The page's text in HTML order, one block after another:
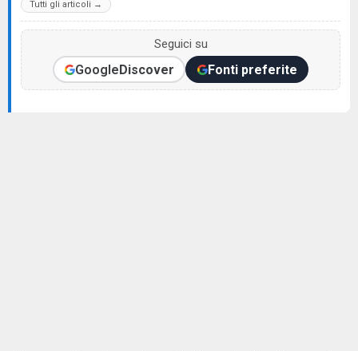
Tutti gli articoli →
Seguici su
GoogleDiscover Fonti preferite